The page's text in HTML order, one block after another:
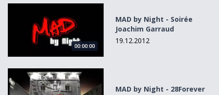
00:00:00
MAD by Night - Soirée
Joachim Garraud
19.12.2012
MAD by Night - 28Forever
MAD by Night - 28Forever